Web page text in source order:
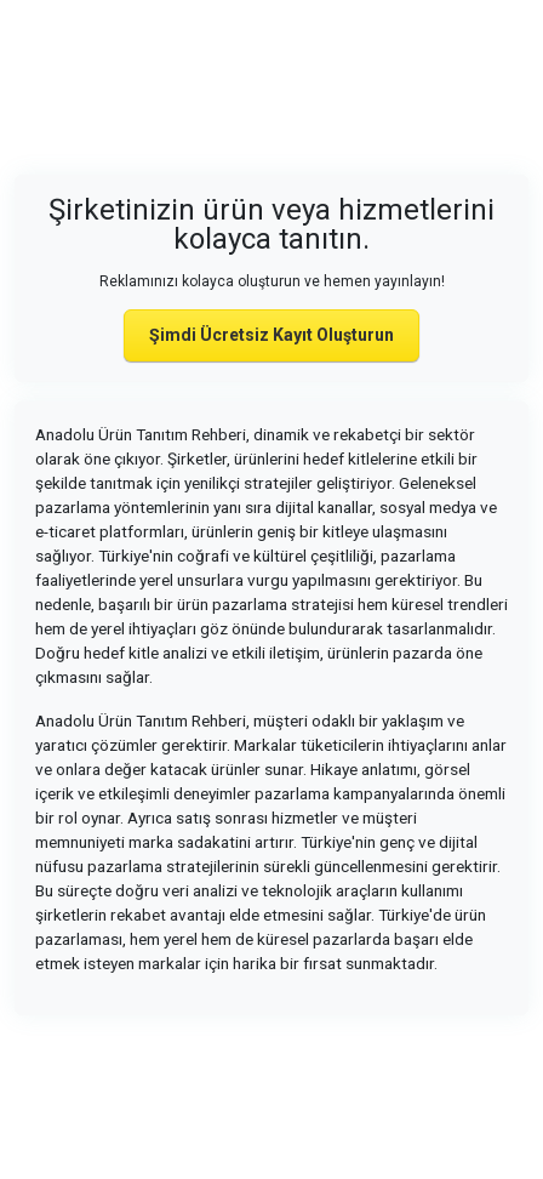
Şirketinizin ürün veya hizmetlerini
kolayca tanıtın.
Reklamınızı kolayca oluşturun ve hemen yayınlayın!
Şimdi Ücretsiz Kayıt Oluşturun
Anadolu Ürün Tanıtım Rehberi, dinamik ve rekabetçi bir sektör
olarak öne çıkıyor. Şirketler, ürünlerini hedef kitlelerine etkili bir
şekilde tanıtmak için yenilikçi stratejiler geliştiriyor. Geleneksel
pazarlama yöntemlerinin yanı sıra dijital kanallar, sosyal medya ve
e-ticaret platformları, ürünlerin geniş bir kitleye ulaşmasını
sağlıyor. Türkiye'nin coğrafi ve kültürel çeşitliliği, pazarlama
faaliyetlerinde yerel unsurlara vurgu yapılmasını gerektiriyor. Bu
nedenle, başarılı bir ürün pazarlama stratejisi hem küresel trendleri
hem de yerel ihtiyaçları göz önünde bulundurarak tasarlanmalıdır.
Doğru hedef kitle analizi ve etkili iletişim, ürünlerin pazarda öne
çıkmasını sağlar.
Anadolu Ürün Tanıtım Rehberi, müşteri odaklı bir yaklaşım ve
yaratıcı çözümler gerektirir. Markalar tüketicilerin ihtiyaçlarını anlar
ve onlara değer katacak ürünler sunar. Hikaye anlatımı, görsel
içerik ve etkileşimli deneyimler pazarlama kampanyalarında önemli
bir rol oynar. Ayrıca satış sonrası hizmetler ve müşteri
memnuniyeti marka sadakatini artırır. Türkiye'nin genç ve dijital
nüfusu pazarlama stratejilerinin sürekli güncellenmesini gerektirir.
Bu süreçte doğru veri analizi ve teknolojik araçların kullanımı
şirketlerin rekabet avantajı elde etmesini sağlar. Türkiye'de ürün
pazarlaması, hem yerel hem de küresel pazarlarda başarı elde
etmek isteyen markalar için harika bir fırsat sunmaktadır.